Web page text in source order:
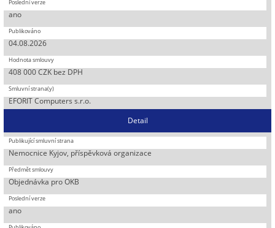
ano
04.08.2026
408 000 CZK bez DPH
EFORIT Computers s.r.o.
Detail
Nemocnice Kyjov, příspěvková organizace
Objednávka pro OKB
ano